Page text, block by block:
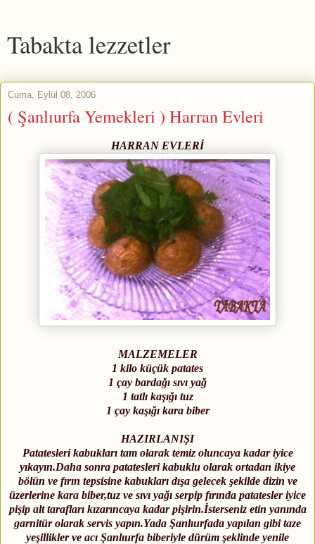
Tabakta lezzetler
Cuma, Eylül 08, 2006
( Şanlıurfa Yemekleri ) Harran Evleri
HARRAN EVLERİ
MALZEMELER
1 kilo küçük patates
1 çay bardağı sıvı yağ
1 tatlı kaşığı tuz
1 çay kaşığı kara biber
HAZIRLANIŞI
Patatesleri kabukları tam olarak temiz oluncaya kadar iyice
yıkayın.Daha sonra patatesleri kabuklu olarak ortadan ikiye
bölün ve fırın tepsisine kabukları dışa gelecek şekilde dizin ve
üzerlerine kara biber,tuz ve sıvı yağı serpip fırında patatesler iyice
pişip alt tarafları kızarıncaya kadar pişirin.İsterseniz etin yanında
garnitür olarak servis yapın.Yada Şanlıurfada yapılan gibi taze
yeşillikler ve acı Şanlıurfa biberiyle dürüm şeklinde yenile